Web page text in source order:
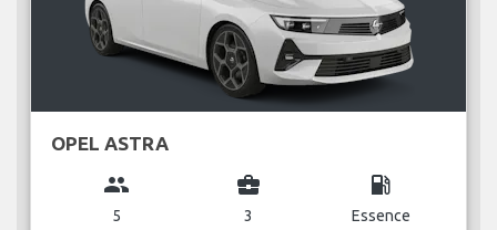
OPEL ASTRA
group
5
business_center
3
local_gas_station
Essence